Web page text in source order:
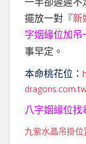
擺放一對『新
字姻緣位加吊
事早定。
本命桃花位：
八字姻緣位找
九紫水晶吊掛